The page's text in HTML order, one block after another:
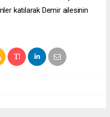
katılarak Demir ailesinin